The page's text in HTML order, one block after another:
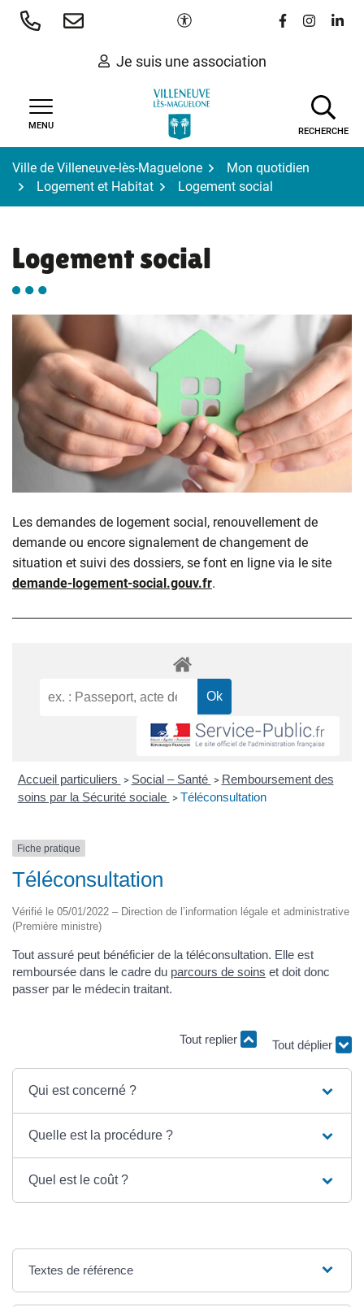
Aller
Paramètres d'accessibilité
Lien vers le
Lien vers
Lien
Je suis une association
MENU
RECHERCHE
Ville de Villeneuve-lès-Maguelone
Mon quotidien
Logement et Habitat
Logement social
Logement social
Les demandes de logement social, renouvellement de
demande ou encore signalement de changement de
situation et suivi des dossiers, se font en ligne via le site
demande-logement-social.gouv.fr.
Accueil particuliers > Social – Santé > Remboursement des
soins par la Sécurité sociale > Téléconsultation
Fiche pratique
Téléconsultation
Vérifié le 05/01/2022 – Direction de l’information légale et administrative
(Première ministre)
Tout assuré peut bénéficier de la téléconsultation. Elle est
remboursée dans le cadre du parcours de soins et doit donc
passer par le médecin traitant.
Tout replier
Tout déplier
Qui est concerné ?
Quelle est la procédure ?
Quel est le coût ?
Textes de référence